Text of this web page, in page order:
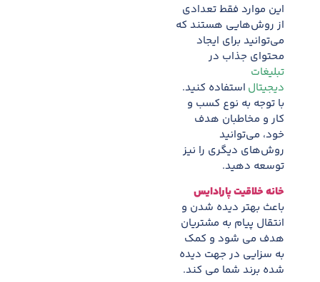
این موارد فقط تعدادی
از روش‌هایی هستند که
می‌توانید برای ایجاد
محتوای جذاب در
تبلیغات
دیجیتال استفاده کنید.
با توجه به نوع کسب و
کار و مخاطبان هدف
خود، می‌توانید
روش‌های دیگری را نیز
توسعه دهید.
خانه خلاقیت پارادایس
باعث بهتر دیده شدن و
انتقال پیام به مشتریان
هدف می شود و کمک
به سزایی در جهت دیده
شده برند شما می کند.